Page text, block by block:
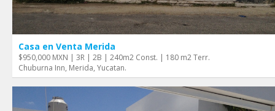
Casa en Venta Merida
$950,000 MXN | 3R | 2B | 240m2 Const. | 180 m2 Terr.
Chuburna Inn, Merida, Yucatan.